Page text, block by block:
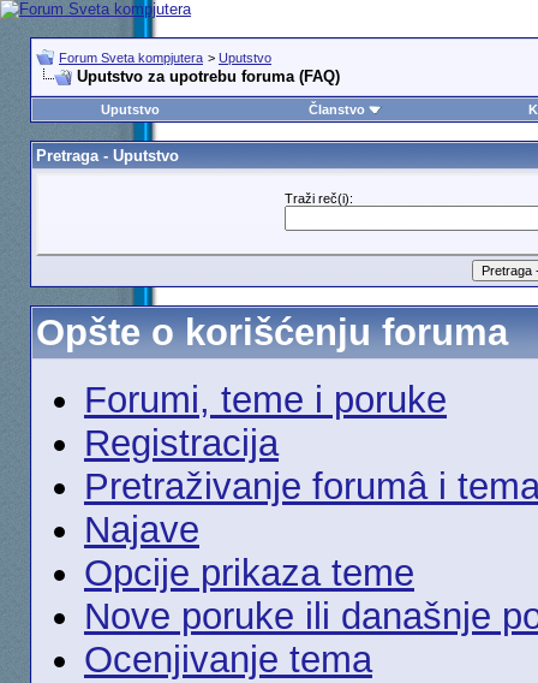
Forum Sveta kompjutera > Uputstvo
Uputstvo za upotrebu foruma (FAQ)
Uputstvo Članstvo
Pretraga - Uputstvo
Traži reč(i):
Opšte o korišćenju foruma
Forumi, teme i poruke
Registracija
Pretraživanje forumâ i
Najave
Opcije prikaza teme
Nove poruke ili današnje
Ocenjivanje tema